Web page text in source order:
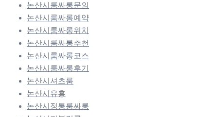
논산시룸싸롱문의
논산시룸싸롱예약
논산시룸싸롱위치
논산시룸싸롱추천
논산시룸싸롱코스
논산시룸싸롱후기
논산시셔츠룸
논산시유흥
논산시정통룸싸롱